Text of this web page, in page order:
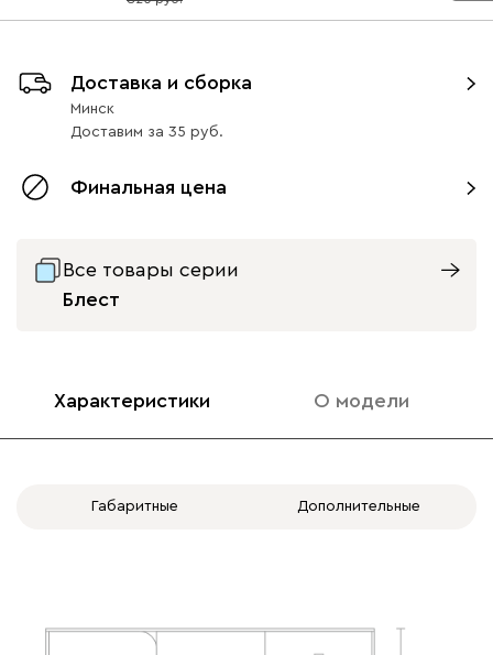
Доставка и сборка
Минск
Доставим за 35
Финальная цена
Все товары серии
Блест
Характеристики О модели
Габаритные Дополнительные